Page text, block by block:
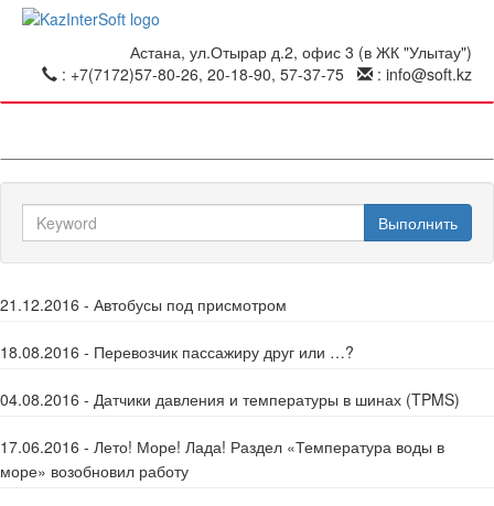
Астана, ул.Отырар д.2, офис 3 (в ЖК "Улытау")
: +7(7172)57-80-26, 20-18-90, 57-37-75
: info@soft.kz
Keyword
search
Выполнить
21.12.2016 - Автобусы под присмотром
18.08.2016 - Перевозчик пассажиру друг или …?
04.08.2016 - Датчики давления и температуры в шинах (TPMS)
17.06.2016 - Лето! Море! Лада! Раздел «Температура воды в
море» возобновил работу